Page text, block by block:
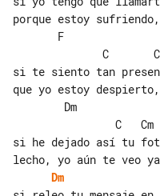
porque estoy sufriendo,
si te siento tan
que yo estoy despierto,
si he dejado así tu
Dm